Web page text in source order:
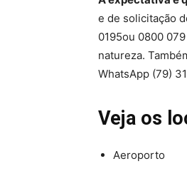
e de solicitação
0195ou 0800
natureza.
WhatsApp (79)
Veja os
Aeroporto